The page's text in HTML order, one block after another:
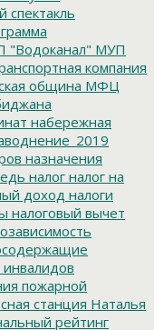
спектакль
"Водоканал" МУП
компания
община МФЦ
набережная
назначения
налог налог на
доход налоги
налоговый вычет
пожарной
станция Наталья
рейтинг